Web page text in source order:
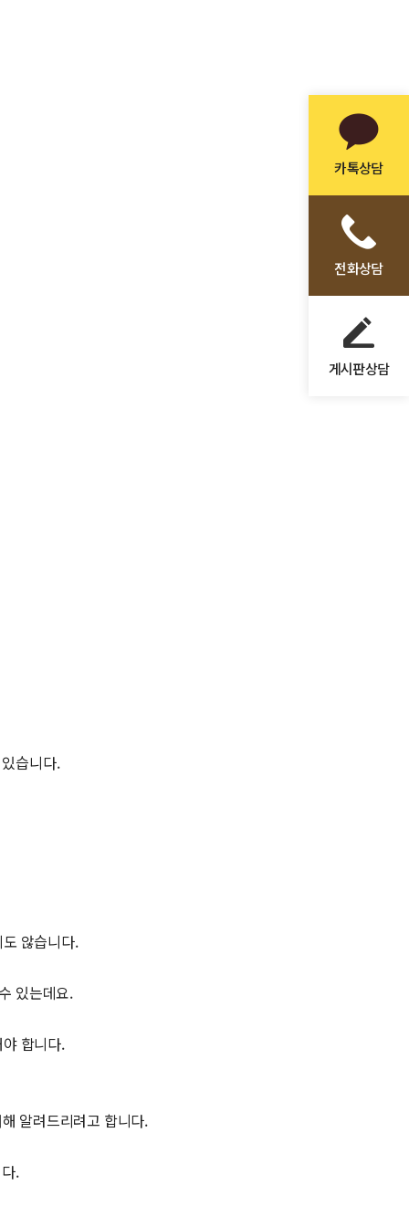
카톡상담
전화상담
게시판상담
습니다.
않습니다.
있는데요.
합니다.
알려드리려고 합니다.
.